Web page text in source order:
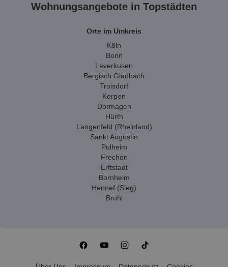
Wohnungsangebote in Topstädten
Orte im Umkreis
Köln
Bonn
Leverkusen
Bergisch Gladbach
Troisdorf
Kerpen
Dormagen
Hürth
Langenfeld (Rheinland)
Sankt Augustin
Pulheim
Frechen
Erftstadt
Bornheim
Hennef (Sieg)
Brühl